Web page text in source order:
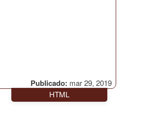
Publicado: mar 29, 2019
HTML